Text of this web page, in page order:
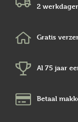
2
Gratis
Al 75 jaar
Betaal